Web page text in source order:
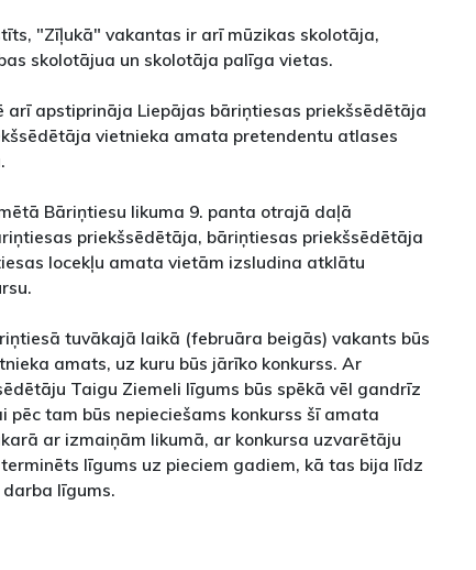
"Zīļukā" vakantas ir arī mūzikas skolotāja,
skolotājua un skolotāja palīga vietas.
arī apstiprināja Liepājas bāriņtiesas priekšsēdētāja
vietnieka amata pretendentu atlases
Bāriņtiesu likuma 9. panta otrajā daļā
priekšsēdētāja, bāriņtiesas priekšsēdētāja
locekļu amata vietām izsludina atklātu
tuvākajā laikā (februāra beigās) vakants būs
amats, uz kuru būs jārīko konkurss. Ar
Taigu Ziemeli līgums būs spēkā vēl gandrīz
pēc tam būs nepieciešams konkurss šī amata
ar izmaiņām likumā, ar konkursa uzvarētāju
līgums uz pieciem gadiem, kā tas bija līdz
līgums.